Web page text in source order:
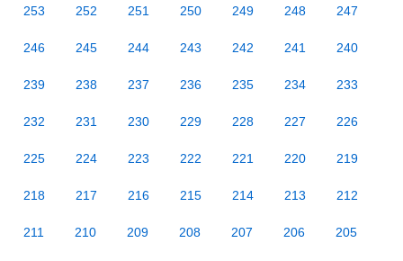
253 252 251 250 249 248 247
246 245 244 243 242 241 240
239 238 237 236 235 234 233
232 231 230 229 228 227 226
225 224 223 222 221 220 219
218 217 216 215 214 213 212
211 210 209 208 207 206 205